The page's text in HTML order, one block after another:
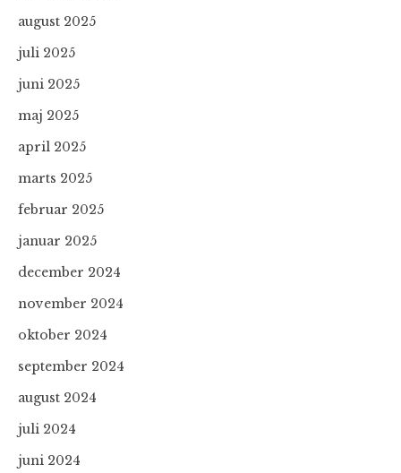
august 2025
juli 2025
juni 2025
maj 2025
april 2025
marts 2025
februar 2025
januar 2025
december 2024
november 2024
oktober 2024
september 2024
august 2024
juli 2024
juni 2024